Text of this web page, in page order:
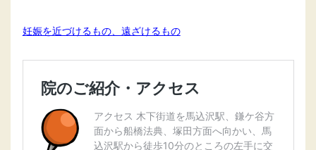
妊娠を近づけるもの、遠ざけるもの